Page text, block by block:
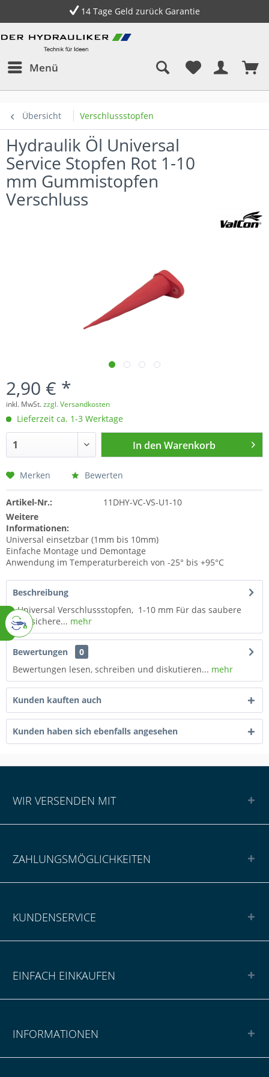
14 Tage Geld zurück Garantie
Menü
Übersicht Verschlussstopfen
Hydraulik Öl Universal
Service Stopfen Rot 1-10
mm Gummistopfen
Verschluss
2,90 € *
inkl. MwSt.zzgl. Versandkosten
Lieferzeit ca. 1-3 Werktage
In den Warenkorb
Merken Bewerten
Artikel-Nr.:
11DHY-VC-VS-U1-10
Weitere
Informationen:
Universal einsetzbar (1mm bis 10mm)
Einfache Montage und Demontage
Anwendung im Temperaturbereich von -25° bis +95°C
Beschreibung
Universal Verschlussstopfen, 1-10 mm Für das saubere
und sichere... mehr
Bewertungen
0
Bewertungen lesen, schreiben und diskutieren... mehr
Kunden kauften auch
Kunden haben sich ebenfalls angesehen
WIR VERSENDEN MIT
ZAHLUNGSMÖGLICHKEITEN
KUNDENSERVICE
EINFACH EINKAUFEN
INFORMATIONEN